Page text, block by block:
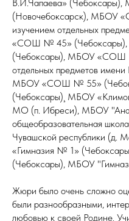
В.И.Чапаева»
(Новочебоксарск), МБОУ
изучением отдельных
«СОШ № 45»
(Чебоксары), МБОУ «СОШ
отдельных предметов
МБОУ «СОШ № 55»
(Чебоксары)¸ МБОУ
МО (п. Ибреси), МБОУ
общеобразовательная
Чувашской республики
«Гимназия № 1»
(Чебоксары), МБОУ
Жюри было очень сложно
были разнообразными,
любовью к своей Родине.